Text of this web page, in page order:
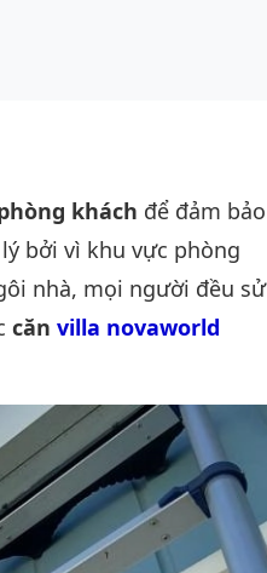
khách để đảm bảo
bởi vì khu vực phòng
nhà, mọi người đều sử
căn villa novaworld